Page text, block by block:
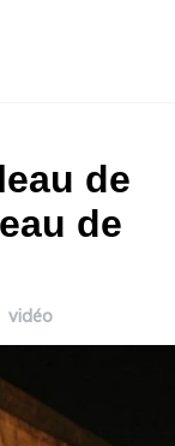
de
de
vidéo